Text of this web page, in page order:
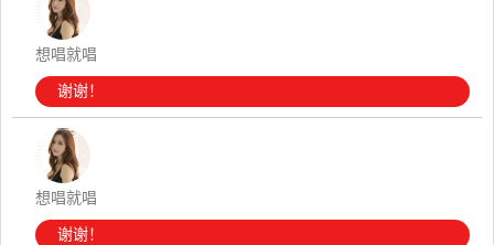
想唱就唱
谢谢！
想唱就唱
谢谢！